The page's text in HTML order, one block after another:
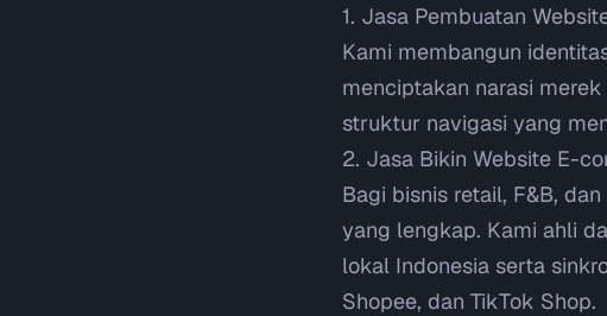
1. Jasa Pembuatan
Kami membangun
menciptakan narasi
struktur navigasi yang
2. Jasa Bikin Website E-
Bagi bisnis retail, F&B,
yang lengkap. Kami ahli
lokal Indonesia serta
Shopee, dan TikTok Shop.